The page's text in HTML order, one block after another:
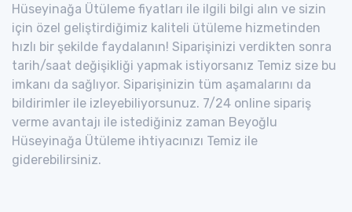
Hüseyinağa Ütüleme fiyatları ile ilgili bilgi alın ve sizin
için özel geliştirdiğimiz kaliteli ütüleme hizmetinden
hızlı bir şekilde faydalanın! Siparişinizi verdikten sonra
tarih/saat değişikliği yapmak istiyorsanız Temiz size bu
imkanı da sağlıyor. Siparişinizin tüm aşamalarını da
bildirimler ile izleyebiliyorsunuz. 7/24 online sipariş
verme avantajı ile istediğiniz zaman Beyoğlu
Hüseyinağa Ütüleme ihtiyacınızı Temiz ile
giderebilirsiniz.